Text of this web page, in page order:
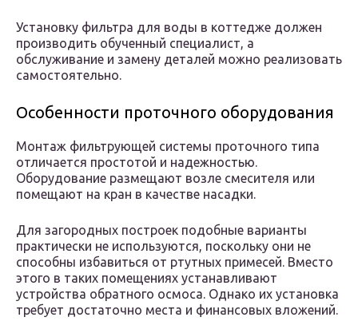
Установку фильтра для воды в коттедже должен
производить обученный специалист, а
обслуживание и замену деталей можно реализовать
самостоятельно.
Особенности проточного оборудования
Монтаж фильтрующей системы проточного типа
отличается простотой и надежностью.
Оборудование размещают возле смесителя или
помещают на кран в качестве насадки.
Для загородных построек подобные варианты
практически не используются, поскольку они не
способны избавиться от ртутных примесей. Вместо
этого в таких помещениях устанавливают
устройства обратного осмоса. Однако их установка
требует достаточно места и финансовых вложений.